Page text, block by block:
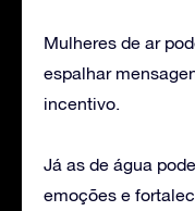
Mulheres de ar
espalhar
incentivo.
Já as de água
emoções e